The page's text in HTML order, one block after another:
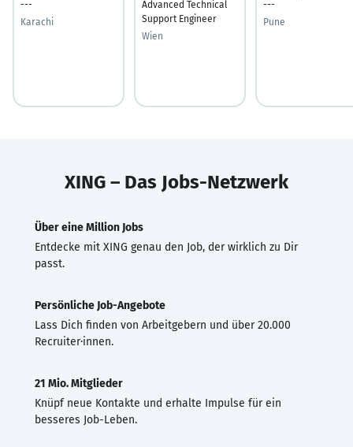
---
Karachi
Advanced Technical
Support Engineer
Wien
---
Pune
XING – Das Jobs-Netzwerk
Über eine Million Jobs
Entdecke mit XING genau den Job, der wirklich zu Dir
passt.
Persönliche Job-Angebote
Lass Dich finden von Arbeitgebern und über 20.000
Recruiter·innen.
21 Mio. Mitglieder
Knüpf neue Kontakte und erhalte Impulse für ein
besseres Job-Leben.